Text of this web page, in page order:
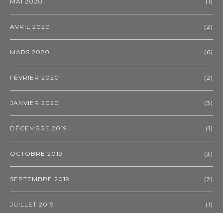
AVRIL 2020 (2)
MARS 2020 (6)
FÉVRIER 2020 (2)
JANVIER 2020 (3)
DÉCEMBRE 2019 (1)
OCTOBRE 2019 (3)
SEPTEMBRE 2019 (2)
JUILLET 2019 (1)